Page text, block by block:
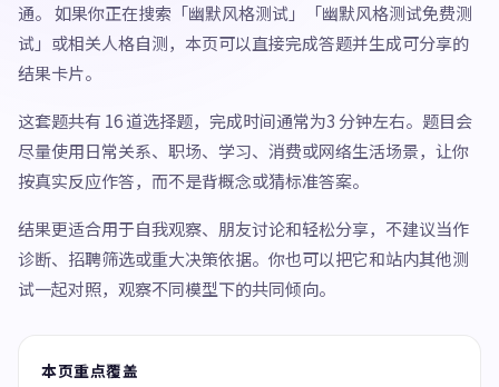
通。 如果你正在搜索「幽默风格测试」「幽默风格测试免费测
试」或相关人格自测，本页可以直接完成答题并生成可分享的
结果卡片。
这套题共有 16 道选择题，完成时间通常为3 分钟左右。题目会
尽量使用日常关系、职场、学习、消费或网络生活场景，让你
按真实反应作答，而不是背概念或猜标准答案。
结果更适合用于自我观察、朋友讨论和轻松分享，不建议当作
诊断、招聘筛选或重大决策依据。你也可以把它和站内其他测
试一起对照，观察不同模型下的共同倾向。
本页重点覆盖